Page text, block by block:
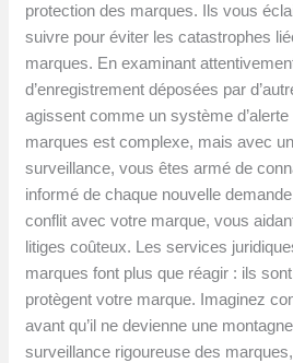
protection des marques. Ils vous
suivre pour éviter les catastrophes
marques. En examinant
d’enregistrement déposées par
agissent comme un système
marques est complexe, mais avec
surveillance, vous êtes armé de
informé de chaque nouvelle
conflit avec votre marque, vous
litiges coûteux. Les services
marques font plus que réagir : ils
protègent votre marque. Imaginez
avant qu’il ne devienne une
surveillance rigoureuse des